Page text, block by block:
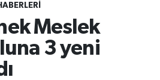
Meslek
3 yeni